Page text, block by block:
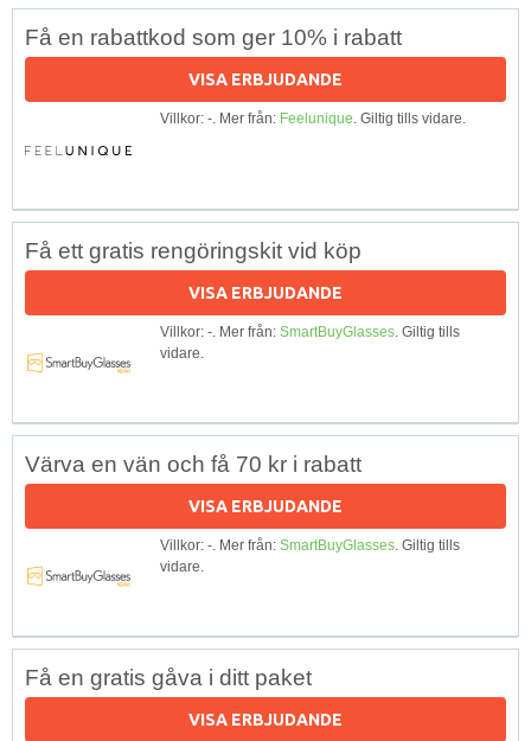
Få en rabattkod som ger 10% i rabatt
VISA ERBJUDANDE
Villkor: -. Mer från: Feelunique. Giltig tills vidare.
Få ett gratis rengöringskit vid köp
VISA ERBJUDANDE
Villkor: -. Mer från: SmartBuyGlasses. Giltig tills
vidare.
Värva en vän och få 70 kr i rabatt
VISA ERBJUDANDE
Villkor: -. Mer från: SmartBuyGlasses. Giltig tills
vidare.
Få en gratis gåva i ditt paket
VISA ERBJUDANDE